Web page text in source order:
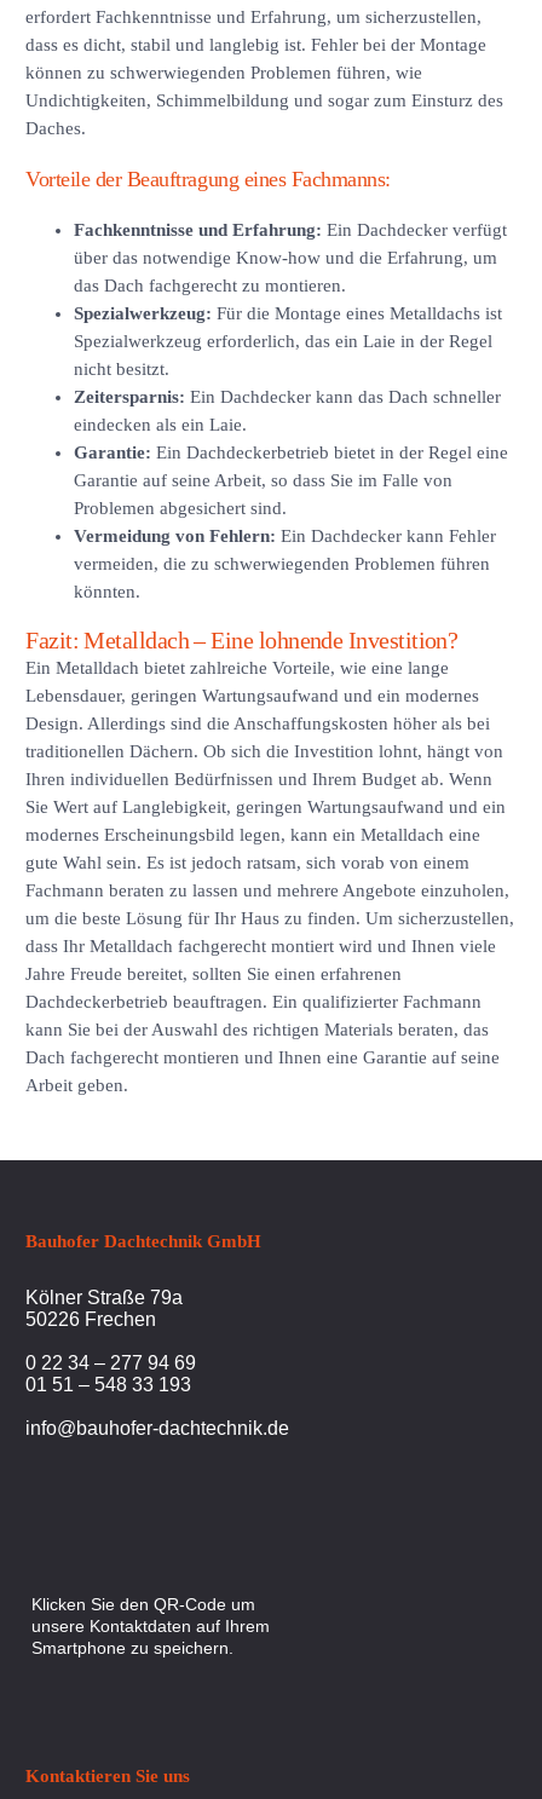
erfordert Fachkenntnisse und Erfahrung, um sicherzustellen,
dass es dicht, stabil und langlebig ist. Fehler bei der Montage
können zu schwerwiegenden Problemen führen, wie
Undichtigkeiten, Schimmelbildung und sogar zum Einsturz des
Daches.
Vorteile der Beauftragung eines Fachmanns:
Fachkenntnisse und Erfahrung: Ein Dachdecker verfügt
über das notwendige Know-how und die Erfahrung, um
das Dach fachgerecht zu montieren.
Spezialwerkzeug: Für die Montage eines Metalldachs ist
Spezialwerkzeug erforderlich, das ein Laie in der Regel
nicht besitzt.
Zeitersparnis: Ein Dachdecker kann das Dach schneller
eindecken als ein Laie.
Garantie: Ein Dachdeckerbetrieb bietet in der Regel eine
Garantie auf seine Arbeit, so dass Sie im Falle von
Problemen abgesichert sind.
Vermeidung von Fehlern: Ein Dachdecker kann Fehler
vermeiden, die zu schwerwiegenden Problemen führen
könnten.
Fazit: Metalldach – Eine lohnende Investition?
Ein Metalldach bietet zahlreiche Vorteile, wie eine lange
Lebensdauer, geringen Wartungsaufwand und ein modernes
Design. Allerdings sind die Anschaffungskosten höher als bei
traditionellen Dächern. Ob sich die Investition lohnt, hängt von
Ihren individuellen Bedürfnissen und Ihrem Budget ab. Wenn
Sie Wert auf Langlebigkeit, geringen Wartungsaufwand und ein
modernes Erscheinungsbild legen, kann ein Metalldach eine
gute Wahl sein. Es ist jedoch ratsam, sich vorab von einem
Fachmann beraten zu lassen und mehrere Angebote einzuholen,
um die beste Lösung für Ihr Haus zu finden. Um sicherzustellen,
dass Ihr Metalldach fachgerecht montiert wird und Ihnen viele
Jahre Freude bereitet, sollten Sie einen erfahrenen
Dachdeckerbetrieb beauftragen. Ein qualifizierter Fachmann
kann Sie bei der Auswahl des richtigen Materials beraten, das
Dach fachgerecht montieren und Ihnen eine Garantie auf seine
Arbeit geben.
Bauhofer Dachtechnik GmbH
Kölner Straße 79a
50226 Frechen
0 22 34 – 277 94 69
01 51 – 548 33 193
info@bauhofer-dachtechnik.de
Klicken Sie den QR-Code um
unsere Kontaktdaten auf Ihrem
Smartphone zu speichern.
Kontaktieren Sie uns